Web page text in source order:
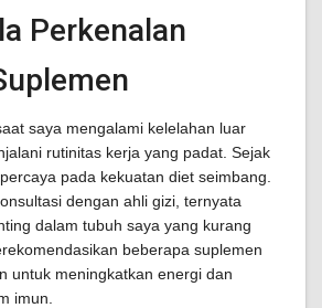
Perkenalan
saya mengalami kelelahan luar
rutinitas kerja yang padat. Sejak
pada kekuatan diet seimbang.
dengan ahli gizi, ternyata
dalam tubuh saya yang kurang
beberapa suplemen
untuk meningkatkan energi dan
imun.